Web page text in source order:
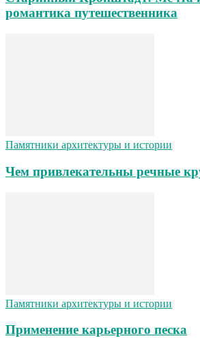
романтика путешественника
Памятники архитектуры и истории
Чем привлекательны речные
Памятники архитектуры и истории
Применение карьерного песка